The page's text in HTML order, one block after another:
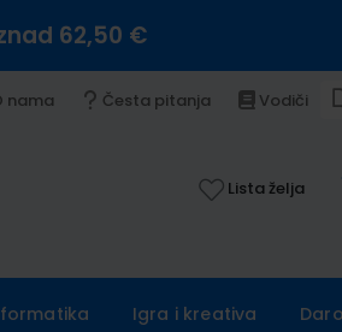
62,50 €
nama Česta pitanja Vodiči
Lista želja
Igra i kreativa